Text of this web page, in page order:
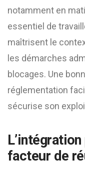
notamment en
essentiel de
maîtrisent le
les démarches
blocages. Une
réglementation
sécurise son
facteur de